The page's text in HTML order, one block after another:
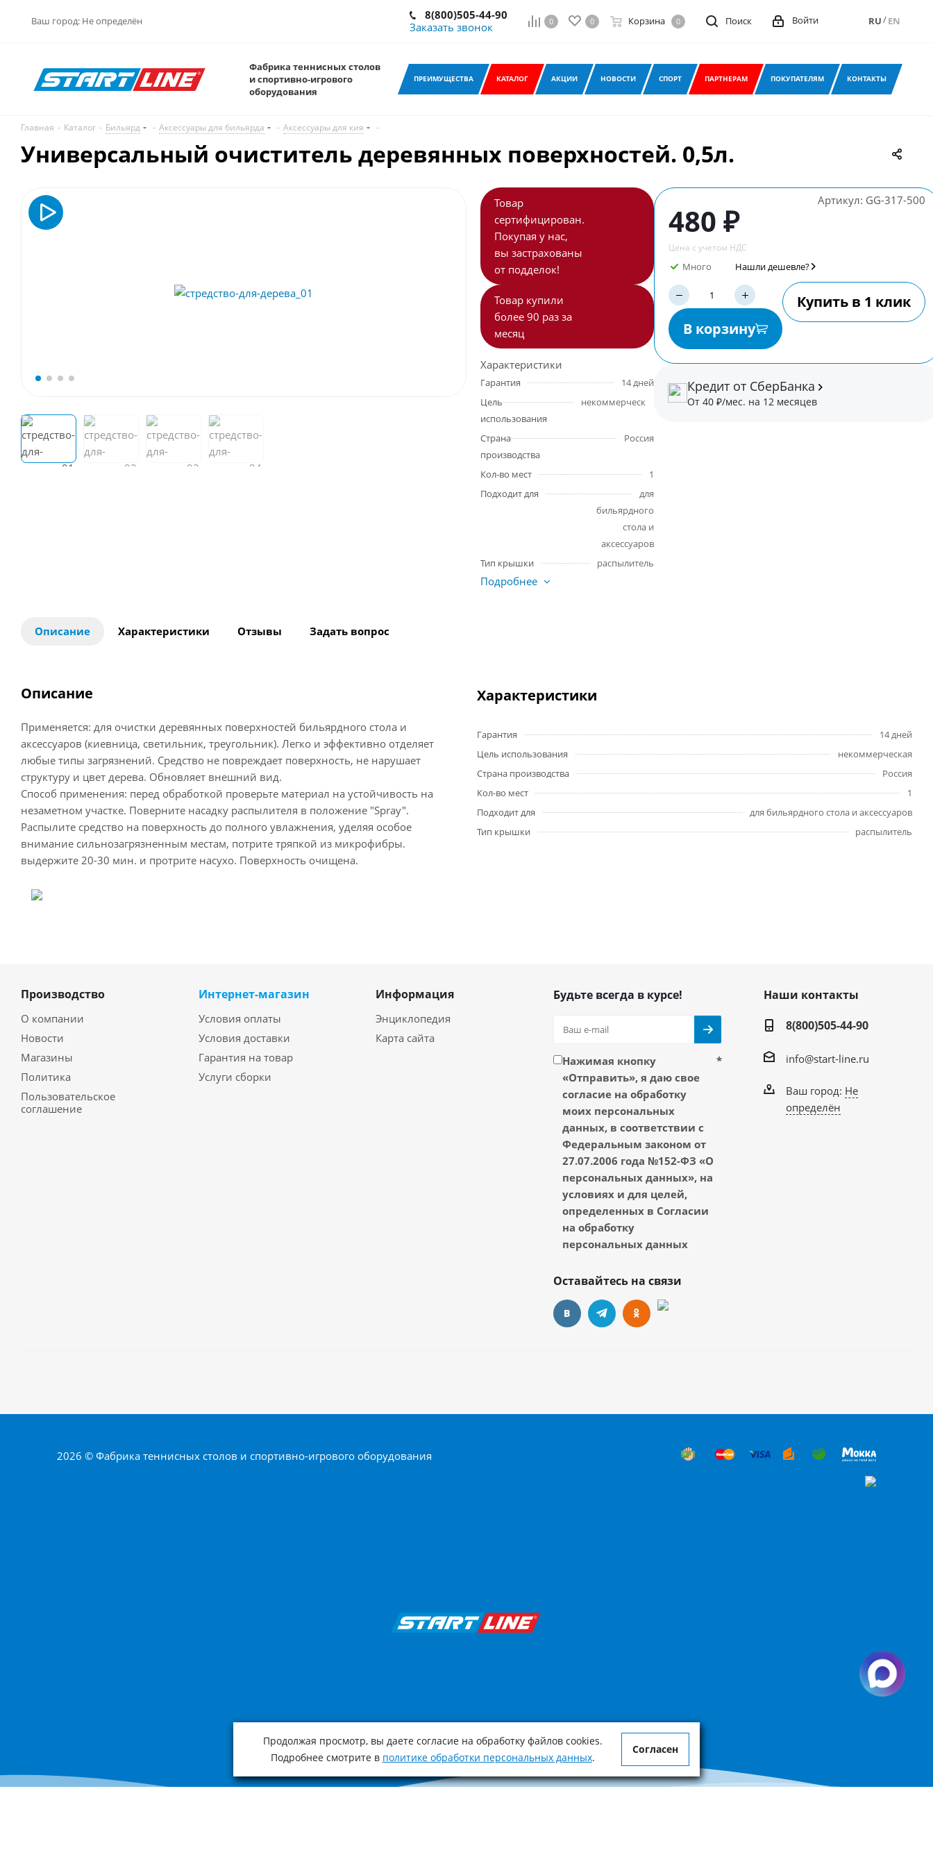
Ваш город: Не определён
8(800)505-44-90
Заказать звонок
0 0 Корзина 0 Поиск Войти RU/EN
Фабрика теннисных столов
и спортивно-игрового
оборудования
ПРЕИМУЩЕСТВА КАТАЛОГ АКЦИИ НОВОСТИ СПОРТ ПАРТНЕРАМ ПОКУПАТЕЛЯМ КОНТАКТЫ
Главная - Каталог - Бильярд - Аксессуары для бильярда - Аксессуары для кия -
Универсальный очиститель деревянных поверхностей. 0,5л.
Товар
сертифицирован.
Покупая у нас,
вы застрахованы
от подделок!
Товар купили
более 90 раз за
месяц
Характеристики
Гарантия
14 дней
Цель
использования
Страна
производства
Россия
Кол-во мест
1
Подходит для
для
бильярдного
стола и
аксессуаров
Тип крышки
распылитель
Подробнее
Артикул: GG-317-500
480 ₽
Цена с учетом НДС
Много Нашли дешевле?
В корзину
Купить в 1 клик
Кредит от СберБанка
От 40 ₽/мес. на 12 месяцев
Описание Характеристики Отзывы Задать вопрос
Описание
Применяется: для очистки деревянных поверхностей бильярдного стола и
аксессуаров (киевница, светильник, треугольник). Легко и эффективно отделяет
любые типы загрязнений. Средство не повреждает поверхность, не нарушает
структуру и цвет дерева. Обновляет внешний вид.
Способ применения: перед обработкой проверьте материал на устойчивость на
незаметном участке. Поверните насадку распылителя в положение "Spray".
Распылите средство на поверхность до полного увлажнения, уделяя особое
внимание сильнозагрязненным местам, потрите тряпкой из микрофибры.
выдержите 20-30 мин. и протрите насухо. Поверхность очищена.
Характеристики
Гарантия
14 дней
Цель использования
некоммерческая
Страна производства
Россия
Кол-во мест
1
Подходит для
для бильярдного стола и аксессуаров
Тип крышки
распылитель
Производство
О компании
Новости
Магазины
Политика
Пользовательское
соглашение
Интернет-магазин
Условия оплаты
Условия доставки
Гарантия на товар
Услуги сборки
Информация
Энциклопедия
Карта сайта
Будьте всегда в курсе!
Нажимая кнопку
«Отправить», я даю свое
согласие на обработку
моих персональных
данных, в соответствии с
Федеральным законом от
27.07.2006 года №152-ФЗ «О
персональных данных», на
условиях и для целей,
определенных в Согласии
на обработку
персональных данных
*
Оставайтесь на связи
Наши контакты
8(800)505-44-90
info@start-line.ru
Ваш город: Не
определён
2026 © Фабрика теннисных столов и спортивно-игрового оборудования
Продолжая просмотр, вы даете согласие на обработку файлов cookies.
Подробнее смотрите в политике обработки персональных данных.
Согласен